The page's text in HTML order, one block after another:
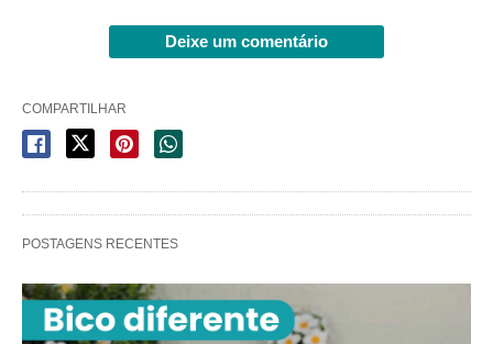
Deixe um comentário
COMPARTILHAR
POSTAGENS RECENTES